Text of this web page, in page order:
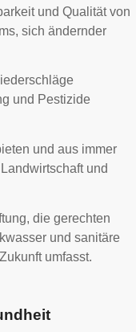
und Qualität von
sich ändernder
und Pestizide
und aus immer
und
die gerechten
und sanitäre
umfasst.